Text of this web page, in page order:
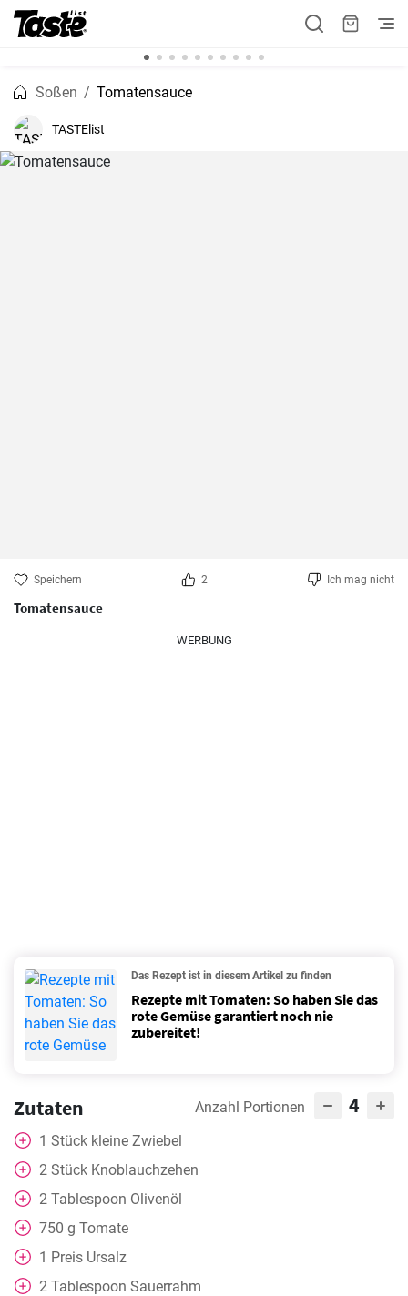
Soßen Tomatensauce
TASTElist
Speichern 2 Ich mag nicht
Tomatensauce
WERBUNG
Das Rezept ist in diesem Artikel zu finden
Rezepte mit Tomaten: So haben Sie das
rote Gemüse garantiert noch nie
zubereitet!
Zutaten Anzahl Portionen 4
1 Stück kleine Zwiebel
2 Stück Knoblauchzehen
2 Tablespoon Olivenöl
750 g Tomate
1 Preis Ursalz
2 Tablespoon Sauerrahm